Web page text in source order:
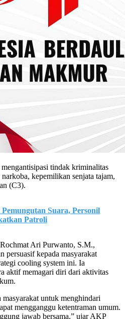
tindak kriminalitas
kepemilikan senjata tajam,
(C3).
Pemungutan Suara, Personil
Patroli
Ari Purwanto, S.M.,
persuasif kepada masyarakat
cooling system ini. Ia
aktif memagari diri dari aktivitas
untuk menghindari
mengganggu ketentraman umum.
jawab bersama,” ujar AKP